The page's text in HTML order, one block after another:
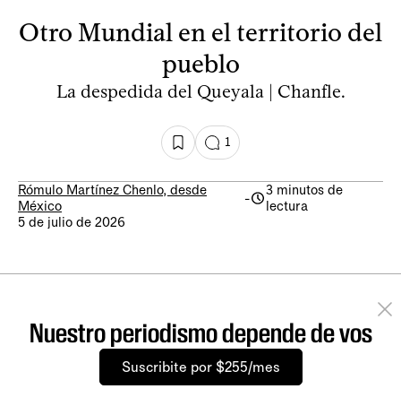
Otro Mundial en el territorio del
pueblo
La despedida del Queyala | Chanfle.
1
Rómulo Martínez Chenlo, desde
México
-
3 minutos de
lectura
5 de julio de 2026
Nuestro periodismo depende de vos
Suscribite por $255/mes